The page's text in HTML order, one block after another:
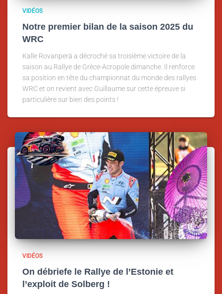
VIDÉOS
Notre premier bilan de la saison 2025 du
WRC
Kalle Rovanperä a décroché sa troisième victoire de la
saison au Rallye de Grèce-Acropole dimanche. Il renforce
sa position en tête du championnat du monde des rallyes
WRC et on revient avec Guillaume sur cette épreuve si
particulière sur bien des points !
VIDÉOS
On débriefe le Rallye de l’Estonie et
l’exploit de Solberg !